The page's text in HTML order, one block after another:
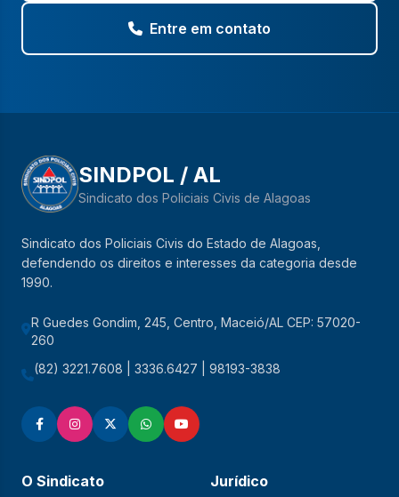
Entre em contato
SINDPOL / AL
Sindicato dos Policiais Civis de Alagoas
Sindicato dos Policiais Civis do Estado de Alagoas,
defendendo os direitos e interesses da categoria desde
1990.
R Guedes Gondim, 245, Centro, Maceió/AL CEP: 57020-
260
(82) 3221.7608 | 3336.6427 | 98193-3838
O Sindicato Jurídico